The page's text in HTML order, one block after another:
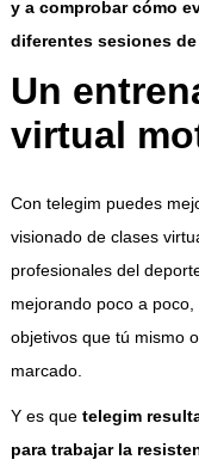
y a comprobar cómo
diferentes sesiones
Un
virtual
Con telegim puedes
visionado de clases
profesionales del
mejorando poco a
objetivos que tú mismo
marcado.
Y es que telegim
para trabajar la